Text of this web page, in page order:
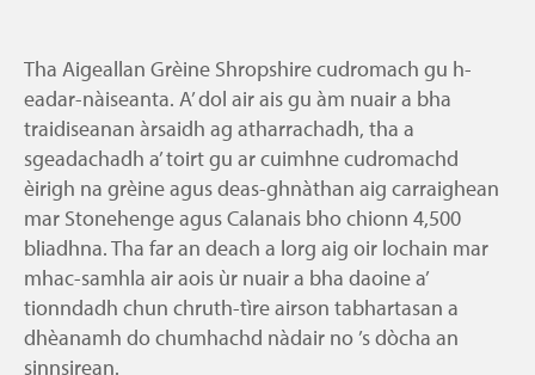
Tha Aigeallan Grèine Shropshire cudromach gu h-
eadar-nàiseanta. A’ dol air ais gu àm nuair a bha
traidiseanan àrsaidh ag atharrachadh, tha a
sgeadachadh a’ toirt gu ar cuimhne cudromachd
èirigh na grèine agus deas-ghnàthan aig carraighean
mar Stonehenge agus Calanais bho chionn 4,500
bliadhna. Tha far an deach a lorg aig oir lochain mar
mhac-samhla air aois ùr nuair a bha daoine a’
tionndadh chun chruth-tìre airson tabhartasan a
dhèanamh do chumhachd nàdair no ’s dòcha an
sinnsirean.